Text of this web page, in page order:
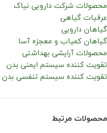
محصولات شرکت دارویی نیاک
عرقیات گیاهی
گیاهان دارویی
گیاهان کمیاب و معجزه آسا
محصولات آرایشی بهداشتی
تقویت کننده سیستم ایمنی بدن
تقویت کننده سیستم تنفسی بدن
محصولات مرتبط